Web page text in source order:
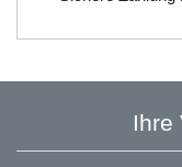
Ihre